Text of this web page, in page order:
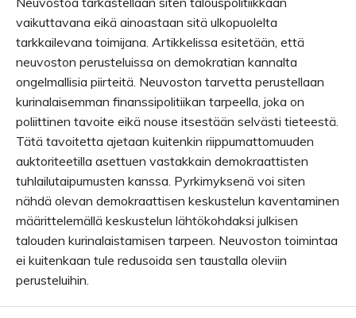
vaikuttavana eikä ainoastaan sitä ulkopuolelta
tarkkailevana toimijana. Artikkelissa esitetään, että
neuvoston perusteluissa on demokratian kannalta
ongelmallisia piirteitä. Neuvoston tarvetta perustellaan
kurinalaisemman finanssipolitiikan tarpeella, joka on
poliittinen tavoite eikä nouse itsestään selvästi tieteestä.
Tätä tavoitetta ajetaan kuitenkin riippumattomuuden
auktoriteetilla asettuen vastakkain demokraattisten
tuhlailutaipumusten kanssa. Pyrkimyksenä voi siten
nähdä olevan demokraattisen keskustelun kaventaminen
määrittelemällä keskustelun lähtökohdaksi julkisen
talouden kurinalaistamisen tarpeen. Neuvoston toimintaa
ei kuitenkaan tule redusoida sen taustalla oleviin
perusteluihin.